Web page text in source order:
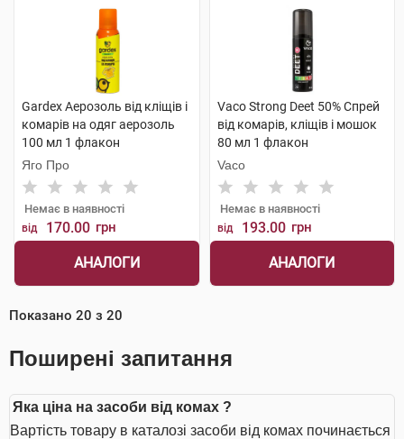
Gardex Аерозоль від кліщів і
комарів на одяг аерозоль
100 мл 1 флакон
Яго Про
Немає в наявності
від 170.00 грн
АНАЛОГИ
Vaco Strong Deet 50% Спрей
від комарів, кліщів і мошок
80 мл 1 флакон
Vaco
Немає в наявності
від 193.00 грн
АНАЛОГИ
Показано 20 з 20
Поширені запитання
Яка ціна на засоби від комах ?
Вартість товару в каталозі засоби від комах починається